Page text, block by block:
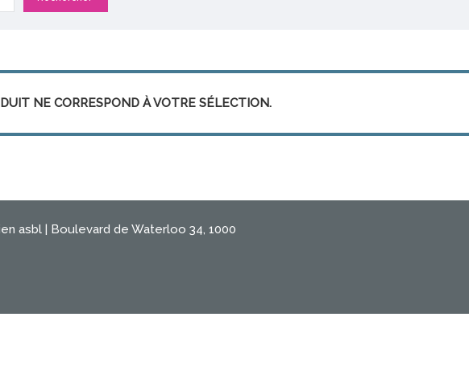
NE CORRESPOND À VOTRE SÉLECTION.
asbl | Boulevard de Waterloo 34, 1000